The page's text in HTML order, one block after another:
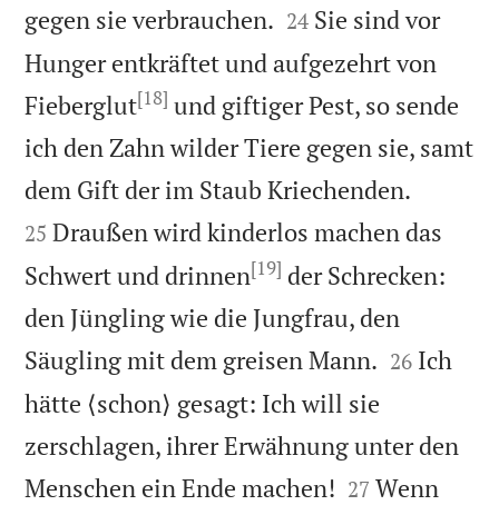
gegen sie verbrauchen. 

24 Sie sind vor
Hunger entkräftet und aufgezehrt von
Fieberglut[18] und giftiger Pest, so sende
ich den Zahn wilder Tiere gegen sie, samt
dem Gift der im Staub Kriechenden.
25 Draußen wird kinderlos machen das
Schwert und drinnen[19] der Schrecken:
den Jüngling wie die Jungfrau, den
Säugling mit dem greisen Mann. 

26 Ich
hätte ⟨schon⟩ gesagt: Ich will sie
zerschlagen, ihrer Erwähnung unter den
Menschen ein Ende machen! 

27 Wenn